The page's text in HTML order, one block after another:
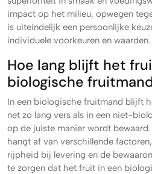
impact op het milieu, opwegen
is uiteindelijk een persoonlijke
individuele voorkeuren en waarden.
Hoe lang blijft het
biologische
In een biologische fruitmand blijft
net zo lang vers als in een niet-
op de juiste manier wordt
hangt af van verschillende
rijpheid bij levering en de
te zorgen dat het fruit in een